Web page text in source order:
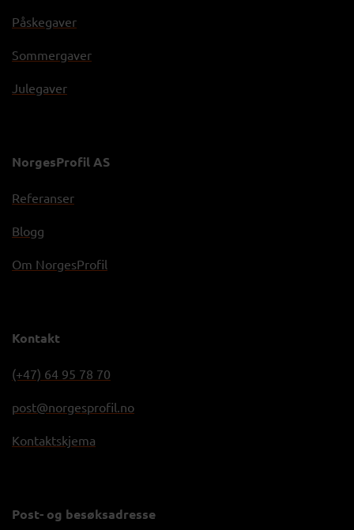
Påskegaver
Sommergaver
Julegaver
NorgesProfil AS
Referanser
Blogg
Om NorgesProfil
Kontakt
(+47) 64 95 78 70
post@norgesprofil.no
Kontaktskjema
Post- og besøksadresse